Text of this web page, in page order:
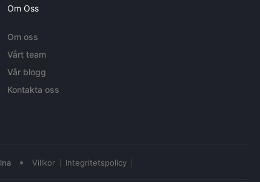
Om Oss
Om oss
Vårt team
Vår blogg
Kontakta oss
• Villkor Integritetspolicy